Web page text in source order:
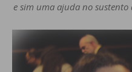
e sim uma ajuda no sustento